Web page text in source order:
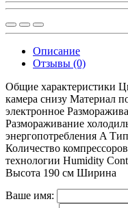
Описание
Отзывы (0)
Общие характеристики
камера снизу Материал
электронное
Размораживание
энергопотребления A
Количество
технологии Humidity
Высота 190 см Ширина
Ваше имя: